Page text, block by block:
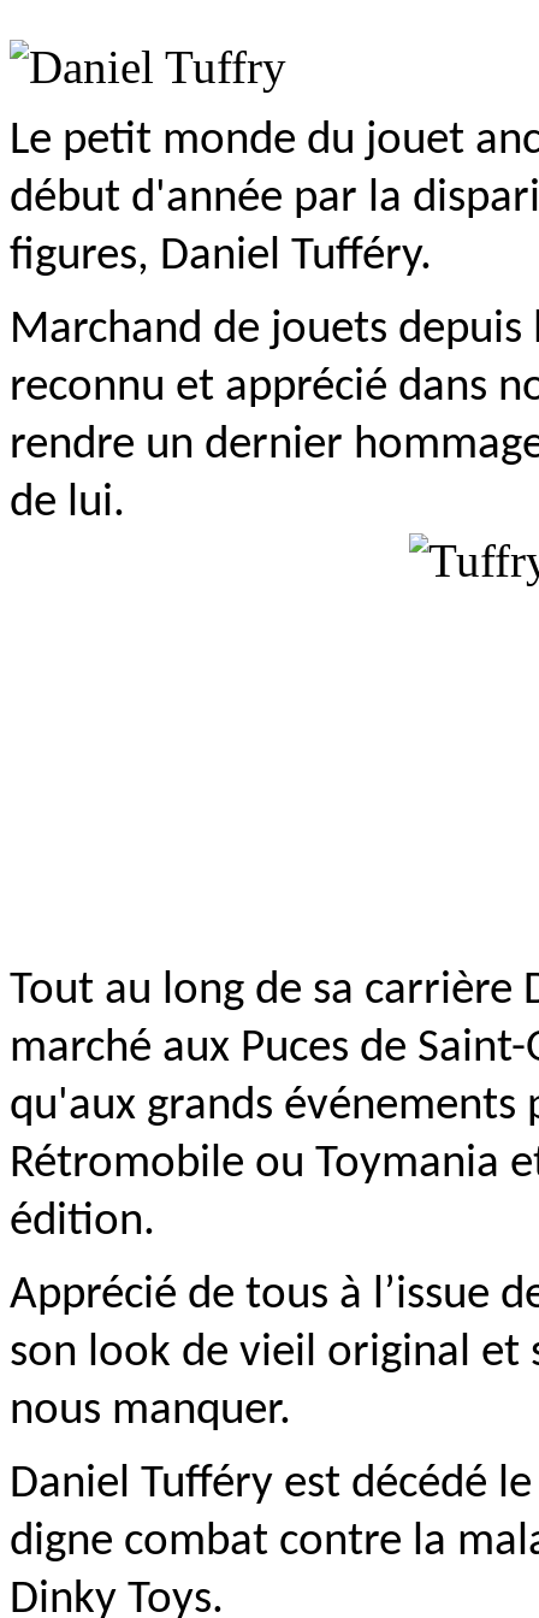
Le petit monde du jouet
début d'année par la
figures, Daniel Tufféry.
Marchand de jouets
reconnu et apprécié dans
rendre un dernier
de lui.
Tout au long de sa carrière
marché aux Puces de
qu'aux grands événements
Rétromobile ou Toymania
édition.
Apprécié de tous à l’issue
son look de vieil original
nous manquer.
Daniel Tufféry est décédé
digne combat contre la
Dinky Toys.